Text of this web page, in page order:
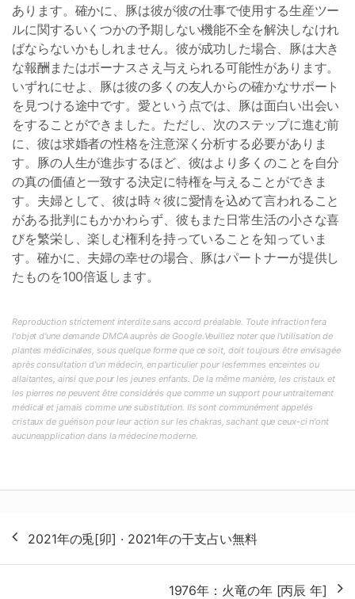
あります。確かに、豚は彼が彼の仕事で使用する生産ツー
ルに関するいくつかの予期しない機能不全を解決しなけれ
ばならないかもしれません。彼が成功した場合、豚は大き
な報酬またはボーナスさえ与えられる可能性があります。
いずれにせよ、豚は彼の多くの友人からの確かなサポート
を見つける途中です。愛という点では、豚は面白い出会い
をすることができました。ただし、次のステップに進む前
に、彼は求婚者の性格を注意深く分析する必要がありま
す。豚の人生が進歩するほど、彼はより多くのことを自分
の真の価値と一致する決定に特権を与えることができま
す。夫婦として、彼は時々彼に愛情を込めて言われること
がある批判にもかかわらず、彼もまた日常生活の小さな喜
びを繁栄し、楽しむ権利を持っていることを知っていま
す。確かに、夫婦の幸せの場合、豚はパートナーが提供し
たものを100倍返します。
Reproduction strictement interdite sans accord préalable. Toute infraction fera
l'objet d'une demande DMCA auprès de Google.Veuillez noter que l'utilisation de
plantes médicinales, sous quelque forme que ce soit, doit toujours être envisagée
après consultation d'un médecin, en particulier pour lesfemmes enceintes ou
allaitantes, ainsi que pour les jeunes enfants. De la même manière, les cristaux et
les pierres ne peuvent être considérés que comme un support pour untraitement
médical et jamais comme une substitution. Ils sont communément appelés
cristaux de guérison pour leur action sur les chakras, sachant que ceux-ci n'ont
aucuneapplication dans la médecine moderne.
稿
ナ
2021年の兎[卯] · 2021年の干支占い無料
1976年：火竜の年 [丙辰 年]